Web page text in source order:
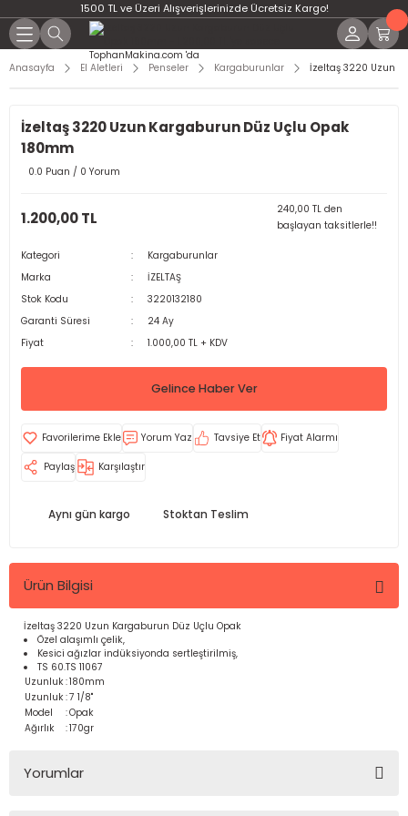
1500 TL ve Üzeri Alışverişlerinizde Ücretsiz Kargo!
Anasayfa El Aletleri Penseler Kargaburunlar İzeltaş 3220 Uzun
İzeltaş 3220 Uzun Kargaburun Düz Uçlu Opak
180mm
0.0 Puan / 0 Yorum
1.200,00 TL
240,00 TL den
başlayan taksitlerle!!
Kategori
Kargaburunlar
Marka
İZELTAŞ
Stok Kodu
3220132180
Garanti Süresi
24 Ay
Fiyat
1.000,00 TL + KDV
Gelince Haber Ver
Yorum Yaz Tavsiye Et Fiyat Alarmı
Paylaş Karşılaştır
Aynı gün kargo Stoktan Teslim
Ürün Bilgisi
İzeltaş 3220 Uzun Kargaburun Düz Uçlu Opak
Özel alaşımlı çelik,
Kesici ağızlar indüksiyonda sertleştirilmiş,
TS 60.TS 11067
Uzunluk :180mm
Uzunluk :7 1/8"
Model
:Opak
Ağırlık
:170gr
Yorumlar